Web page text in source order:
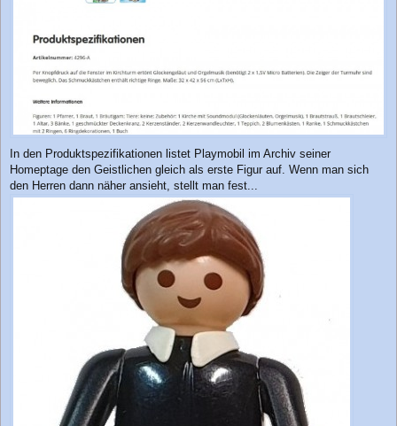
In den Produktspezifikationen listet Playmobil im Archiv seiner
Homeptage den Geistlichen gleich als erste Figur auf. Wenn man sich
den Herren dann näher ansieht, stellt man fest...